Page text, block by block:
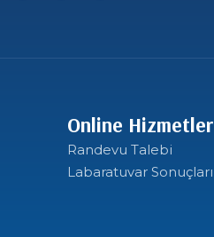
Online Hizmetler
Randevu Talebi
Labaratuvar Sonuçları